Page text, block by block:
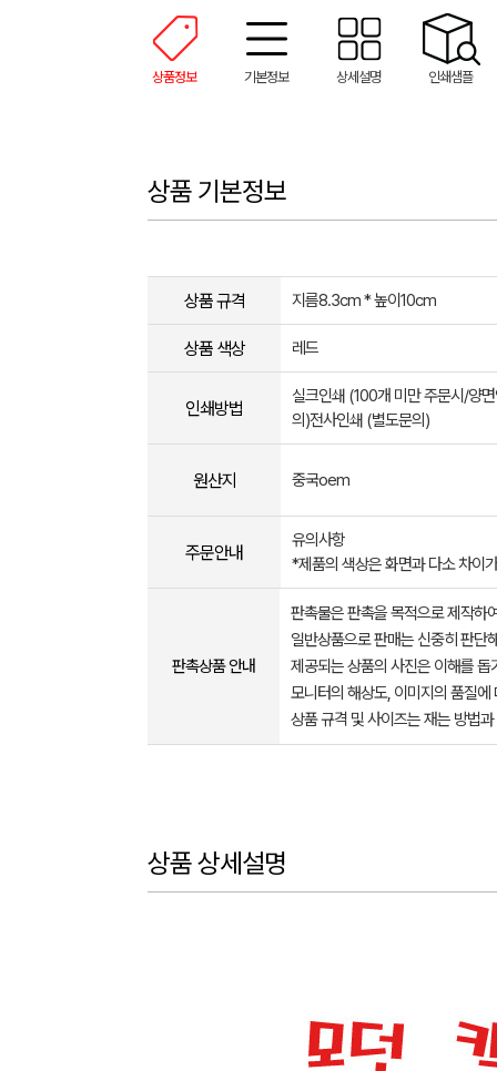
상품정보 기본정보 상세설명 인쇄샘플
상품 기본정보
상품 규격 지름8.3cm * 높이10cm
상품 색상 레드
인쇄방법
실크인쇄 (100개 미만 주문시/양
의)전사인쇄 (별도문의)
원산지 중국oem
주문안내
유의사항
*제품의 색상은 화면과 다소 차이
판촉상품 안내
판촉물은 판촉을 목적으로 제작하
일반상품으로 판매는 신중히 판단
제공되는 상품의 사진은 이해를
모니터의 해상도, 이미지의 품질
상품 규격 및 사이즈는 재는 방법
상품 상세설명